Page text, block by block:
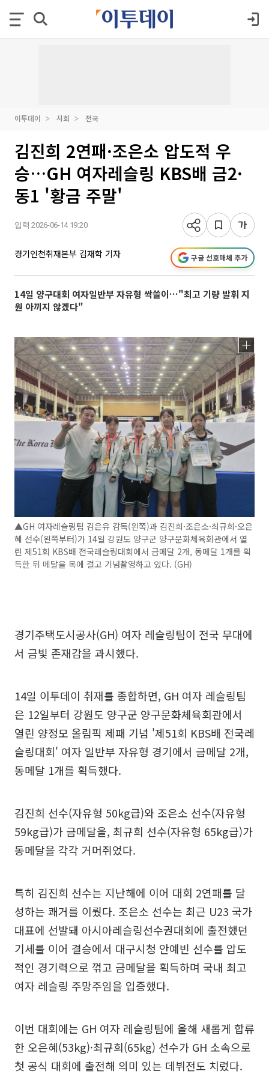
이투데이 사회 전국
김진희 2연패·조은소 압도적 우
승…GH 여자레슬링 KBS배 금2·
동1 '황금 주말'
입력 2026-06-14 19:20
경기인천취재본부 김재학 기자 구글 선호매체 추가
14일 양구대회 여자일반부 자유형 싹쓸이…"최고 기량 발휘 지
원 아끼지 않겠다"
▲GH 여자레슬링팀 김은유 감독(왼쪽)과 김진희·조은소·최규희·오은
혜 선수(왼쪽부터)가 14일 강원도 양구군 양구문화체육회관에서 열
린 제51회 KBS배 전국레슬링대회에서 금메달 2개, 동메달 1개를 획
득한 뒤 메달을 목에 걸고 기념촬영하고 있다. (GH)
경기주택도시공사(GH) 여자 레슬링팀이 전국 무대에
서 금빛 존재감을 과시했다.
14일 이투데이 취재를 종합하면, GH 여자 레슬링팀
은 12일부터 강원도 양구군 양구문화체육회관에서
열린 양정모 올림픽 제패 기념 '제51회 KBS배 전국레
슬링대회' 여자 일반부 자유형 경기에서 금메달 2개,
동메달 1개를 획득했다.
김진희 선수(자유형 50kg급)와 조은소 선수(자유형
59kg급)가 금메달을, 최규희 선수(자유형 65kg급)가
동메달을 각각 거머쥐었다.
특히 김진희 선수는 지난해에 이어 대회 2연패를 달
성하는 쾌거를 이뤘다. 조은소 선수는 최근 U23 국가
대표에 선발돼 아시아레슬링선수권대회에 출전했던
기세를 이어 결승에서 대구시청 안예빈 선수를 압도
적인 경기력으로 꺾고 금메달을 획득하며 국내 최고
여자 레슬링 주망주임을 입증했다.
이번 대회에는 GH 여자 레슬링팀에 올해 새롭게 합류
한 오은혜(53kg)·최규희(65kg) 선수가 GH 소속으로
첫 공식 대회에 출전해 의미 있는 데뷔전도 치렀다.